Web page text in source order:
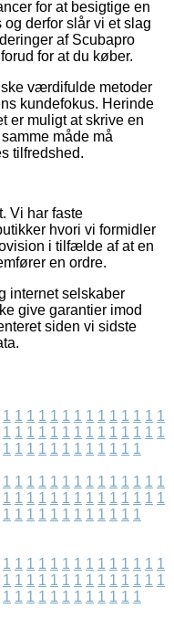
for at besigtige en
derfor slår vi et slag
af Scubapro
for at du køber.
værdifulde metoder
kundefokus. Herinde
er muligt at skrive en
måde må
tilfredshed.
Vi har faste
hvori vi formidler
i tilfælde af at en
en ordre.
internet selskaber
give garantier imod
siden vi sidste
1 1 1 1 1 1 1 1 1 1 1 1 1 1
1 1 1 1 1 1 1 1 1 1 1 1 1 1
1 1 1 1 1 1 1 1 1 1 1 1
1 1 1 1 1 1 1 1 1 1 1 1 1 1
1 1 1 1 1 1 1 1 1 1 1 1 1 1
1 1 1 1 1 1 1 1 1 1 1 1
1 1 1 1 1 1 1 1 1 1 1 1 1 1
1 1 1 1 1 1 1 1 1 1 1 1 1 1
1 1 1 1 1 1 1 1 1 1 1 1